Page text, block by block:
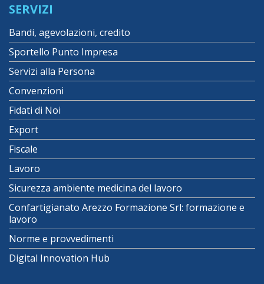
SERVIZI
Bandi, agevolazioni, credito
Sportello Punto Impresa
Servizi alla Persona
Convenzioni
Fidati di Noi
Export
Fiscale
Lavoro
Sicurezza ambiente medicina del lavoro
Confartigianato Arezzo Formazione Srl: formazione e
lavoro
Norme e provvedimenti
Digital Innovation Hub